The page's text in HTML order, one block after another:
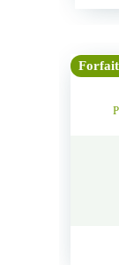
Forfait